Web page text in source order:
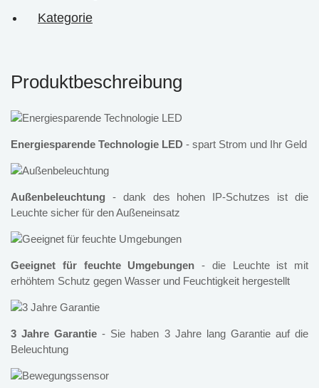
Kategorie
Produktbeschreibung
Energiesparende Technologie LED - spart Strom und Ihr Geld
Außenbeleuchtung - dank des hohen IP-Schutzes ist die
Leuchte sicher für den Außeneinsatz
Geeignet für feuchte Umgebungen - die Leuchte ist mit
erhöhtem Schutz gegen Wasser und Feuchtigkeit hergestellt
3 Jahre Garantie - Sie haben 3 Jahre lang Garantie auf die
Beleuchtung